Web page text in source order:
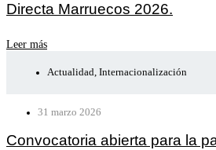
Directa Marruecos 2026.
Leer más
Actualidad, Internacionalización
31 marzo 2026
Convocatoria abierta para la